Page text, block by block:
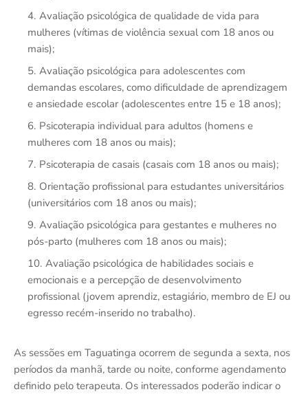
Avaliação psicológica de qualidade de vida para
mulheres (vítimas de violência sexual com 18 anos ou
mais);
Avaliação psicológica para adolescentes com
demandas escolares, como dificuldade de aprendizagem
e ansiedade escolar (adolescentes entre 15 e 18 anos);
Psicoterapia individual para adultos (homens e
mulheres com 18 anos ou mais);
Psicoterapia de casais (casais com 18 anos ou mais);
Orientação profissional para estudantes universitários
(universitários com 18 anos ou mais);
Avaliação psicológica para gestantes e mulheres no
pós-parto (mulheres com 18 anos ou mais);
Avaliação psicológica de habilidades sociais e
emocionais e a percepção de desenvolvimento
profissional (jovem aprendiz, estagiário, membro de EJ ou
egresso recém-inserido no trabalho).
As sessões em Taguatinga ocorrem de segunda a sexta, nos
períodos da manhã, tarde ou noite, conforme agendamento
definido pelo terapeuta. Os interessados poderão indicar o